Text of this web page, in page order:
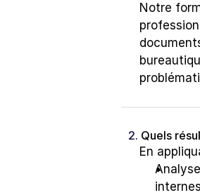
Notre
2. Quels
En